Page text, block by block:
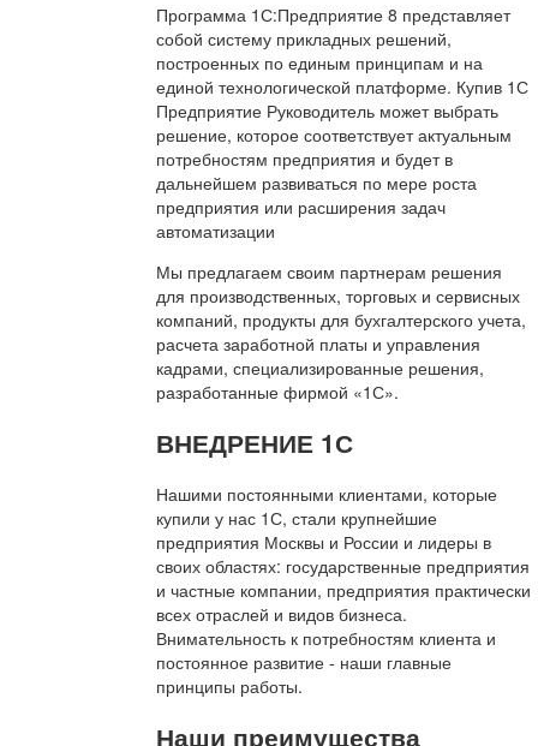
Программа 1С:Предприятие 8 представляет
собой систему прикладных решений,
построенных по единым принципам и на
единой технологической платформе. Купив 1С
Предприятие Руководитель может выбрать
решение, которое соответствует актуальным
потребностям предприятия и будет в
дальнейшем развиваться по мере роста
предприятия или расширения задач
автоматизации
Мы предлагаем своим партнерам решения
для производственных, торговых и сервисных
компаний, продукты для бухгалтерского учета,
расчета заработной платы и управления
кадрами, специализированные решения,
разработанные фирмой «1С».
ВНЕДРЕНИЕ 1С
Нашими постоянными клиентами, которые
купили у нас 1С, стали крупнейшие
предприятия Москвы и России и лидеры в
своих областях: государственные предприятия
и частные компании, предприятия практически
всех отраслей и видов бизнеса.
Внимательность к потребностям клиента и
постоянное развитие - наши главные
принципы работы.
Наши преимущества